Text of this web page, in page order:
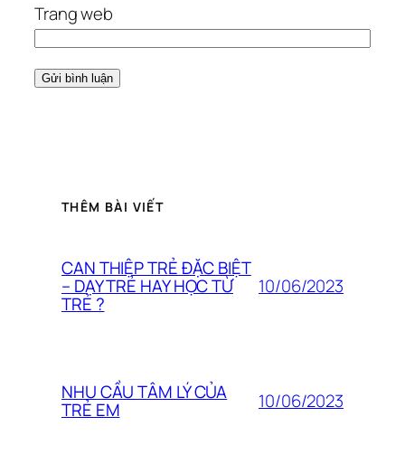
Trang web
THÊM BÀI VIẾT
CAN THIỆP TRẺ ĐẶC BIỆT
– DẠY TRẺ HAY HỌC TỪ
TRẺ ?
10/06/2023
NHU CẦU TÂM LÝ CỦA
TRẺ EM 10/06/2023